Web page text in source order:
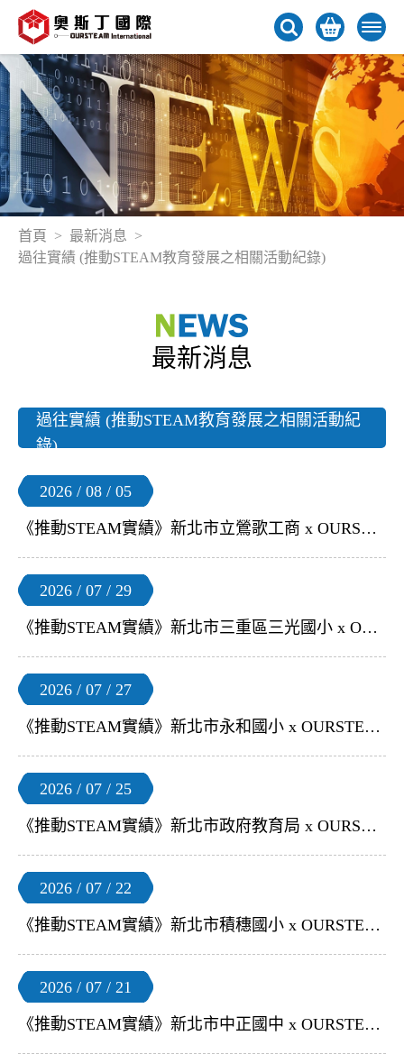
首頁
最新消息
過往實績 (推動STEAM教育發展之相關活動紀錄)
最新消息
過往實績 (推動STEAM教育發展之相關活動紀
錄)
2026 / 08 / 05
《推動STEAM實績》新北市立鶯歌工商 x OURSTEAM | 【Delightex專題 教師研習】
2026 / 07 / 29
《推動STEAM實績》新北市三重區三光國小 x OURSTEAM | 【無人機足球體驗課】
2026 / 07 / 27
《推動STEAM實績》新北市永和國小 x OURSTEAM | 【無人機足球體驗課】
2026 / 07 / 25
《推動STEAM實績》新北市政府教育局 x OURSTEAM | 【新北市114學年度無人機足球師生培訓暨人才培育｜菁英代表隊代訓】
2026 / 07 / 22
《推動STEAM實績》新北市積穗國小 x OURSTEAM | 【無人機足球體驗及選手培訓課程】
2026 / 07 / 21
《推動STEAM實績》新北市中正國中 x OURSTEAM | 【競速版學生體驗課程】